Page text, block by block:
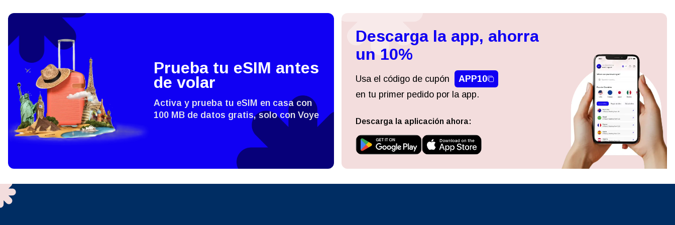
Prueba tu eSIM antes
de volar
Activa y prueba tu eSIM en casa con
100 MB de datos gratis, solo con Voye
Descarga la app, ahorra
un 10%
Usa el código de cupón
APP10
en tu primer pedido por la app.
Descarga la aplicación ahora:
한국어
Polski
ไทย
繁體中文
AUD - Dólar Australiano
CAD - Dólar Canadiense GBP - Libra Esterlina
AED - Dirham De Los Emiratos
Árabes Unidos
ILS - Nuevo Shekel Israelí
CHF - Franco Suizo NZD - Dólar De Nueva Zelanda